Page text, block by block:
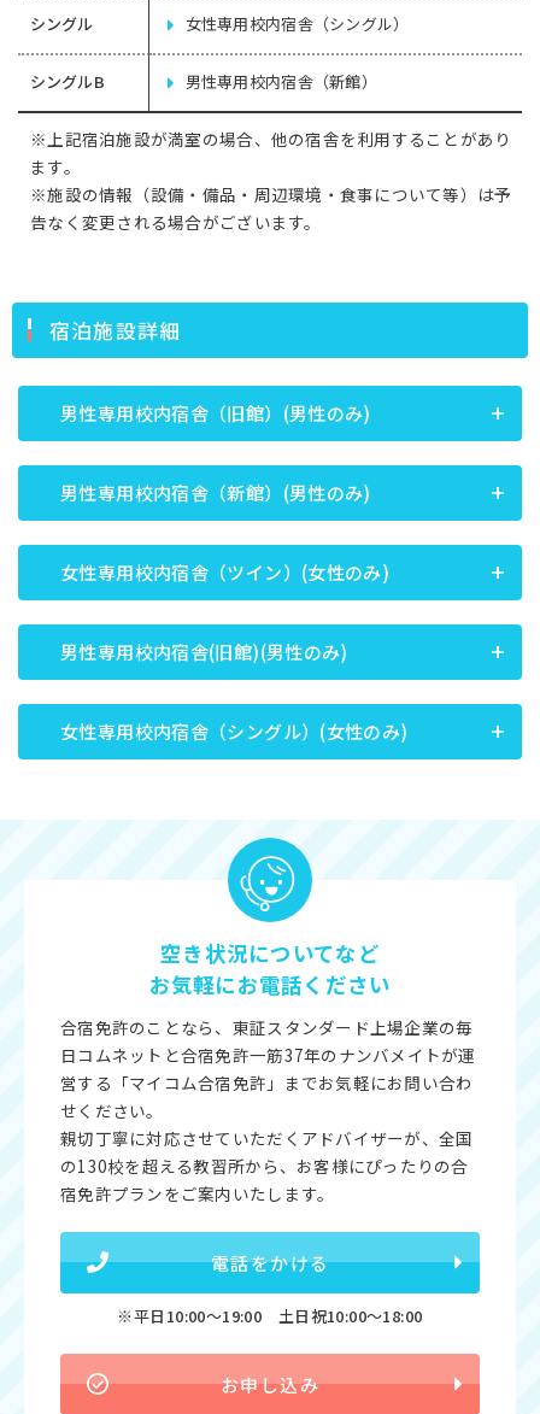
シングル 女性専用校内宿舎（シングル）
シングルB 男性専用校内宿舎（新館）
※上記宿泊施設が満室の場合、他の宿舎を利用することがあり
ます。
※施設の情報（設備・備品・周辺環境・食事について等）は予
告なく変更される場合がございます。
宿泊施設詳細
男性専用校内宿舎（旧館）(男性のみ)
男性専用校内宿舎（新館）(男性のみ)
女性専用校内宿舎（ツイン）(女性のみ)
男性専用校内宿舎(旧館)(男性のみ)
女性専用校内宿舎（シングル）(女性のみ)
空き状況についてなど
お気軽にお電話ください
合宿免許のことなら、東証スタンダード上場企業の毎
日コムネットと合宿免許一筋37年のナンバメイトが運
営する「マイコム合宿免許」までお気軽にお問い合わ
せください。
親切丁寧に対応させていただくアドバイザーが、全国
の130校を超える教習所から、お客様にぴったりの合
宿免許プランをご案内いたします。
電話をかける
※平日10:00〜19:00 土日祝10:00〜18:00
お申し込み